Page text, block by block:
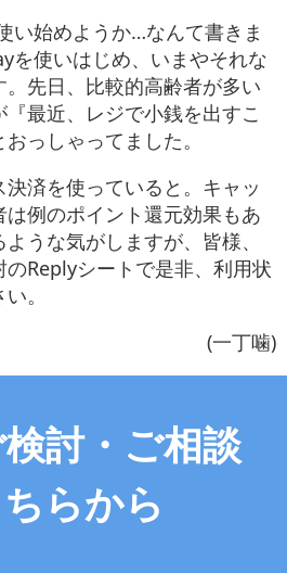
い始めようか…なんて書きま
を使いはじめ、いまやそれな
。先日、比較的高齢者が多い
最近、レジで小銭を出すこ
っしゃってました。
済を使っていると。キャッ
例のポイント還元効果もあ
うな気がしますが、皆様、
Replyシートで是非、利用状
。
(一丁噛)
討・ご相談
らから